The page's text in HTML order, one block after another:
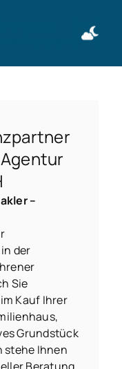
–
der
Sie
Kauf Ihrer
Grundstück
stehe Ihnen